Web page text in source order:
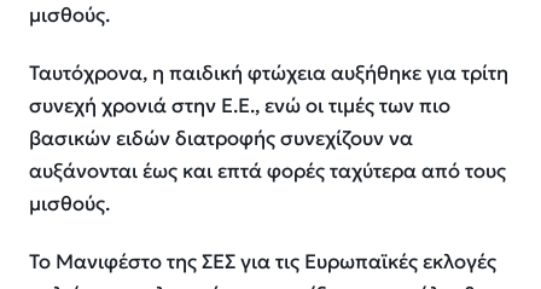
μισθούς.
Ταυτόχρονα, η παιδική φτώχεια αυξήθηκε για τρίτη
συνεχή χρονιά στην Ε.Ε., ενώ οι τιμές των πιο
βασικών ειδών διατροφής συνεχίζουν να
αυξάνονται έως καιεπτά φορέςταχύτερα από τους
μισθούς.
Το Μανιφέστο της ΣΕΣ για τις Ευρωπαϊκές εκλογές